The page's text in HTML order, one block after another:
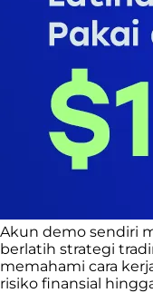
Akun demo sendiri
berlatih strategi
memahami cara
risiko finansial